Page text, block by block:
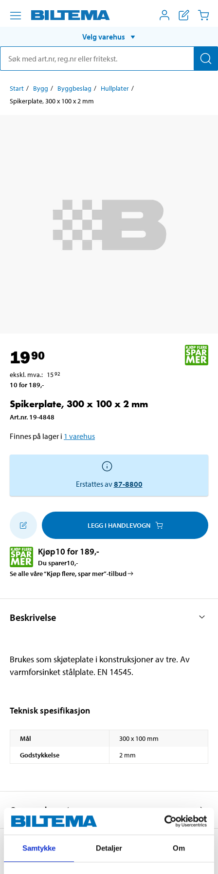
Samtykke Detaljer Om
Velg varehus
Start Bygg Byggbeslag
Hullplater
Spikerplate, 300 x 100 x 2 mm
1990
ekskl. mva.: 1592
10 for 189,-
Spikerplate, 300 x 100 x 2 mm
Art.nr. 19-4848
Finnes på lager i 1 varehus
Erstattes av87-8800
LEGG I HANDLEVOGN
Kjøp10 for 189,-
Du sparer10,-
Se alle våre “Kjøp flere, spar mer”-tilbud
Beskrivelse
Brukes som skjøteplate i konstruksjoner av tre. Av
varmforsinket stålplate. EN 14545.
Teknisk spesifikasjon
Mål
300 x 100 mm
Godstykkelse
2 mm
Om produsenten